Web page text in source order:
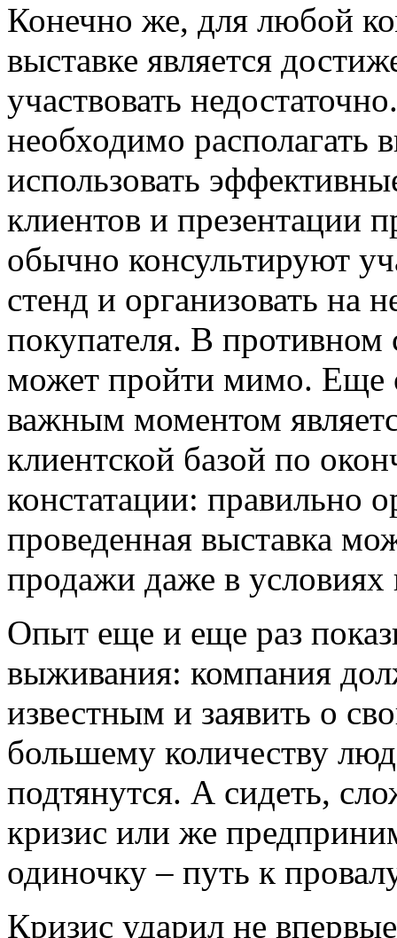
Конечно же, для любой
выставке является
участвовать
необходимо
использовать
клиентов и презентации
обычно консультируют
стенд и организовать на
покупателя. В противном
может пройти мимо. Еще
важным моментом
клиентской базой по
констатации: правильно
проведенная выставка
продажи даже в условиях
Опыт еще и еще раз
выживания: компания
известным и заявить о
большему количеству
подтянутся. А сидеть,
кризис или же
одиночку – путь к
Кризис ударил не